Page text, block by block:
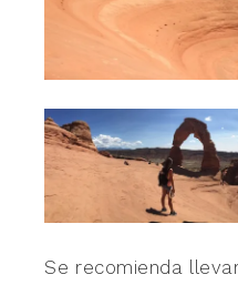
Se recomienda